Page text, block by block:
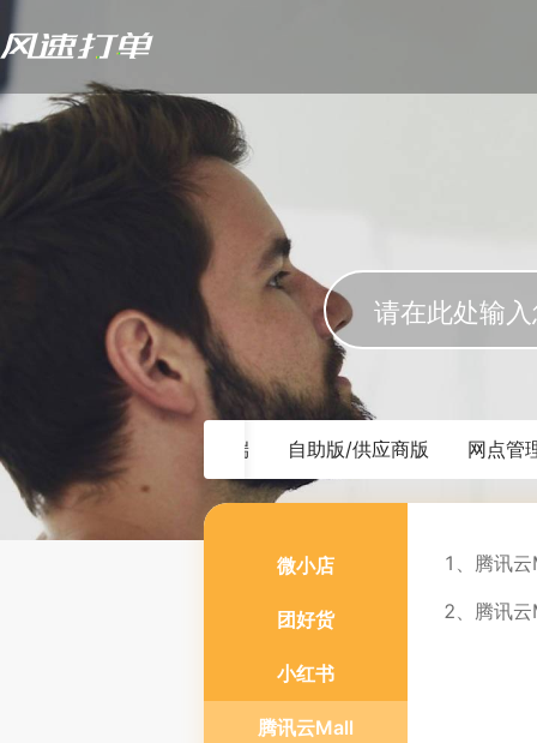
手机移动端 自助版/供应商版 网点管
微小店
团好货
小红书
腾讯云Mall
1 、 腾讯
2、 腾讯